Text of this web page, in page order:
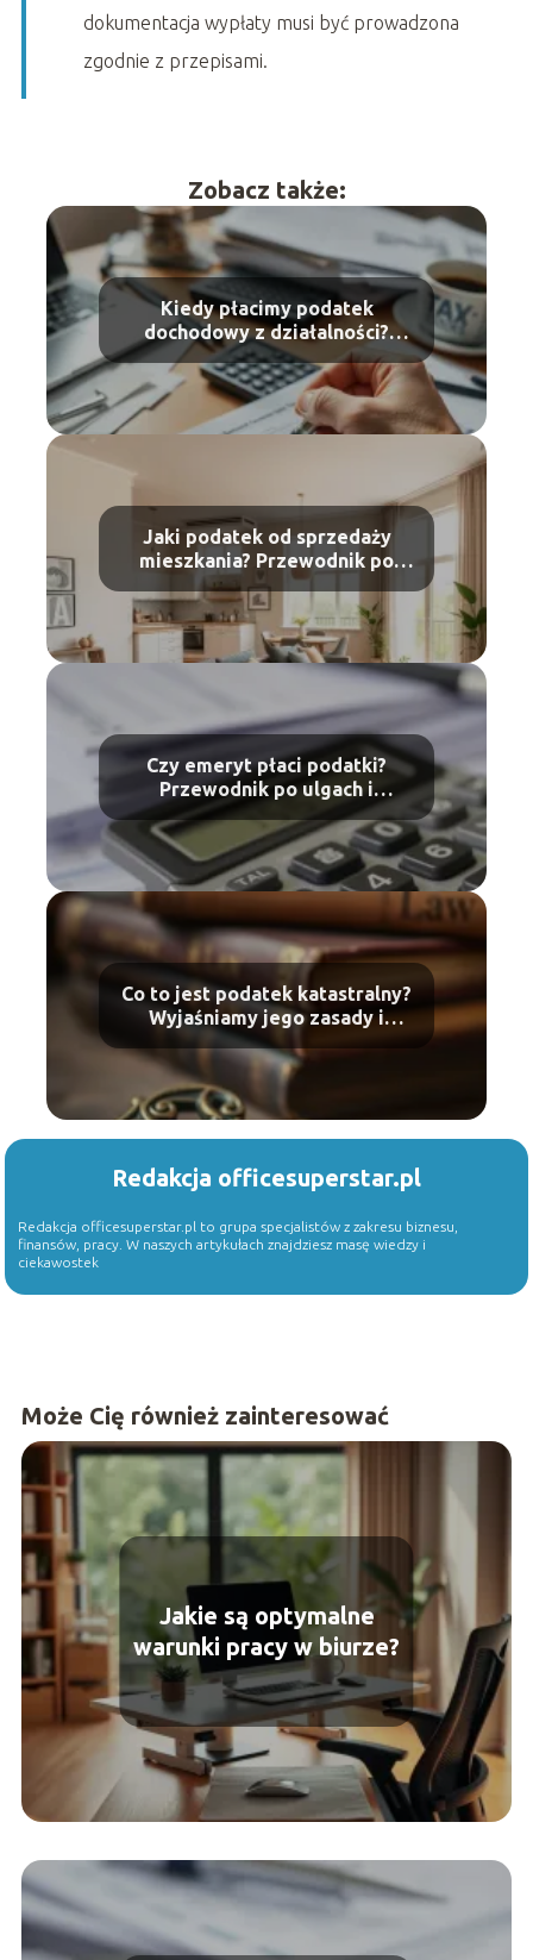
dokumentacja wypłaty musi być prowadzona
zgodnie z przepisami.
Zobacz także:
Kiedy płacimy podatek
dochodowy z działalności?
Przewodnik dla
przedsiębiorców
Jaki podatek od sprzedaży
mieszkania? Przewodnik po
zasadach i ulgach
Czy emeryt płaci podatki?
Przewodnik po ulgach i
zasadach
Co to jest podatek katastralny?
Wyjaśniamy jego zasady i
skutki
Redakcja officesuperstar.pl
Redakcja officesuperstar.pl to grupa specjalistów z zakresu biznesu,
finansów, pracy. W naszych artykułach znajdziesz masę wiedzy i
ciekawostek
Może Cię również zainteresować
Jakie są optymalne
warunki pracy w biurze?